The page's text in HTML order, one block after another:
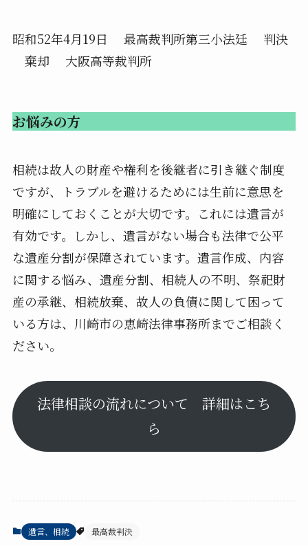
昭和52年4月19日 最高裁判所第三小法廷 判決
棄却 大阪高等裁判所
お悩みの方
相続は故人の財産や権利を後継者に引き継ぐ制度
ですが、トラブルを避けるためには生前に意思を
明確にしておくことが大切です。これには遺言が
有効です。しかし、遺言がない場合も法律で公平
な遺産分割が保障されています。遺言作成、内容
に関する悩み、遺産分割、相続人の不明、祭祀財
産の承継、相続放棄、故人の負債に関して困って
いる方は、川崎市の恵崎法律事務所までご相談く
ださい。
法律相談の流れについて 詳細はこち
ら
遺言、相続 最高裁判決